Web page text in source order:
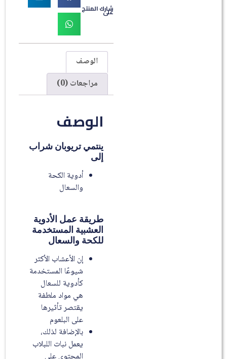
شارك المنتج
على
الوصف
مراجعات (0)
الوصف
ينتمي تريوبان شراب
إلى
أدوية الكحة
والسعال
طريقة عمل الأدوية
العشبية المستخدمة
للكحة والسعال
إن الأعشاب الأكثر
شيوعًا المستخدمة
كأدوية للسعال
هي مواد ملطفة
يقتصر تأثيرها
على البلعوم
بالإضافة لذلك،
يعمل نبات اللبلاب